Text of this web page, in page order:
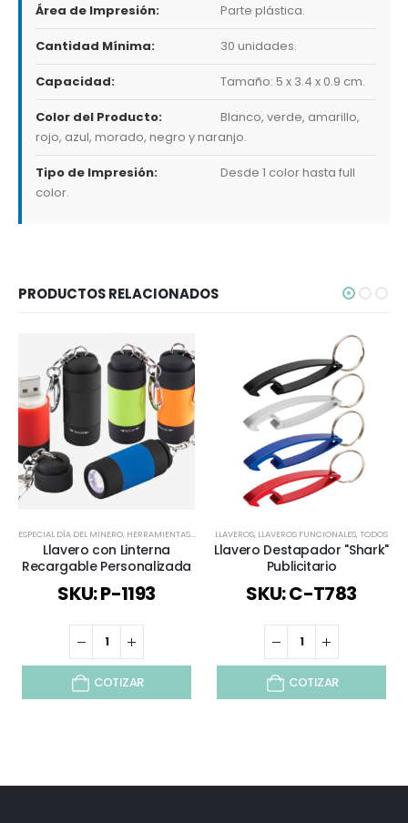
Área de Impresión: Parte plástica.
Cantidad Mínima: 30 unidades.
Capacidad: Tamaño: 5 x 3.4 x 0.9 cm.
Color del Producto:
Blanco, verde, amarillo,
rojo, azul, morado, negro y naranjo.
Tipo de Impresión:
Desde 1 color hasta full
color.
PRODUCTOS RELACIONADOS
ESPECIAL DÍA DEL MINERO, HERRAMIENTAS Y SET LLAVEROS, LLAVEROS FUNCIONALES,LLAVEROS
Llavero con Linterna
Recargable Personalizada
SKU: P-1193
COTIZAR
LLAVEROS, LLAVEROS FUNCIONALES,TODOS
Llavero Destapador "Shark"
Publicitario
SKU: C-T783
COTIZAR